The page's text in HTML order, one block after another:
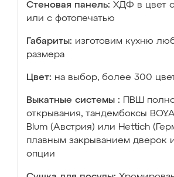
Стеновая панель: ХДФ в цвет
или с фотопечатью
Габариты: изготовим кухню
размера
Цвет: на выбор, более 300
Выкатные системы :
ПВШ
открывания, тандембоксы
Blum (Австрия) или Hettich
плавным закрыванием дверок
опции